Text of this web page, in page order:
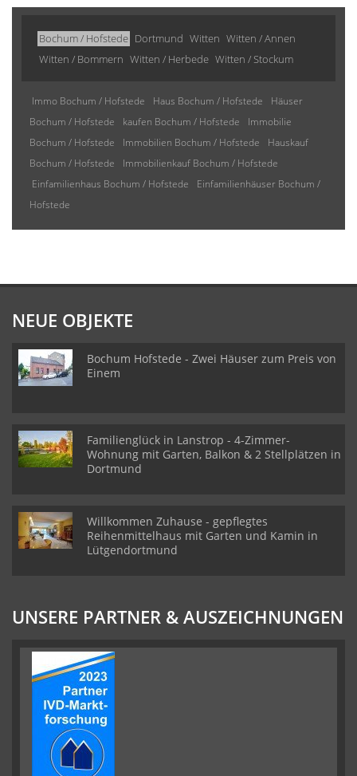
Bochum / Hofstede Dortmund Witten Witten / Annen
Witten / Bommern Witten / Herbede Witten / Stockum
Immo Bochum / Hofstede Haus Bochum / Hofstede
Häuser
Bochum / Hofstede
kaufen Bochum / Hofstede
Immobilie
Bochum / Hofstede
Immobilien Bochum / Hofstede
Hauskauf
Bochum / Hofstede
Immobilienkauf Bochum / Hofstede
Einfamilienhaus Bochum / Hofstede
Einfamilienhäuser Bochum /
Hofstede
NEUE OBJEKTE
Bochum Hofstede - Zwei Häuser zum Preis von
Einem
Familienglück in Lanstrop - 4-Zimmer-
Wohnung mit Garten, Balkon & 2 Stellplätzen in
Dortmund
Willkommen Zuhause - gepflegtes
Reihenmittelhaus mit Garten und Kamin in
Lütgendortmund
UNSERE PARTNER & AUSZEICHNUNGEN